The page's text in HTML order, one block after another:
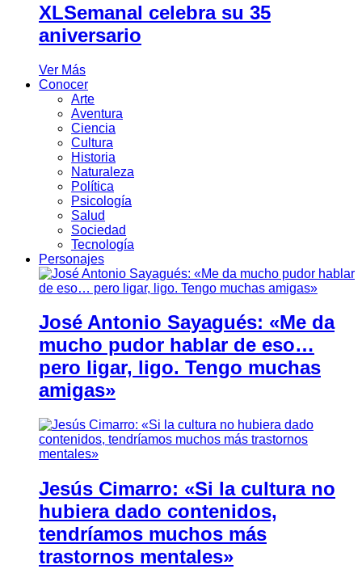
XLSemanal celebra su 35
aniversario
Ver Más
Conocer
Arte
Aventura
Ciencia
Cultura
Historia
Naturaleza
Política
Psicología
Salud
Sociedad
Tecnología
Personajes
José Antonio Sayagués: «Me da
mucho pudor hablar de eso…
pero ligar, ligo. Tengo muchas
amigas»
Jesús Cimarro: «Si la cultura no
hubiera dado contenidos,
tendríamos muchos más
trastornos mentales»